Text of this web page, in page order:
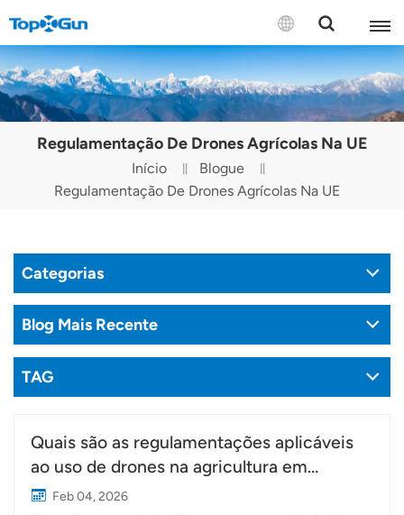
CONTATE-NOS
English
Español
Русский
Tiếng Việt
Regulamentação De Drones Agrícolas Na UE
Início
Blogue
Regulamentação De Drones Agrícolas Na UE
Categorias
Blog Mais Recente
TAG
Quais são as regulamentações aplicáveis ​​
ao uso de drones na agricultura em
diferentes países?
Feb 04, 2026